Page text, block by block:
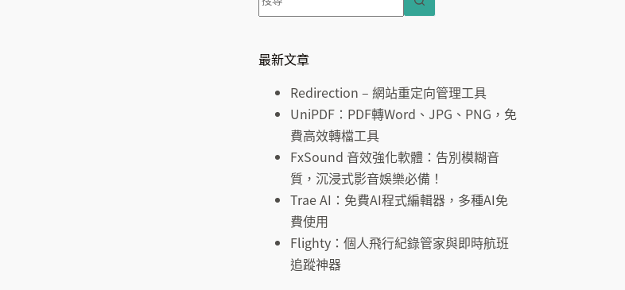
不
符
最新文章
Redirection – 網站重定向管理工具
UniPDF：PDF轉Word、JPG、PNG，免
費高效轉檔工具
FxSound 音效強化軟體：告別模糊音
質，沉浸式影音娛樂必備！
Trae AI：免費AI程式編輯器，多種AI免
費使用
Flighty：個人飛行紀錄管家與即時航班
追蹤神器